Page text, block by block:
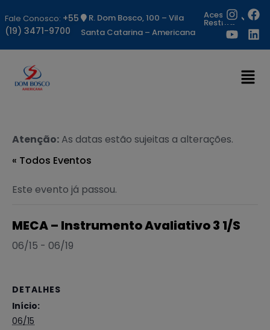
Fale Conosco: +55
(19) 3471-9700
R. Dom Bosco, 100 – Vila
Santa Catarina – Americana
Acesso
Restrito
Atenção:As datas estão sujeitas a alterações.
« Todos Eventos
Este evento já passou.
MECA – Instrumento Avaliativo 3 1/S
06/15 - 06/19
DETALHES
Início:
06/15